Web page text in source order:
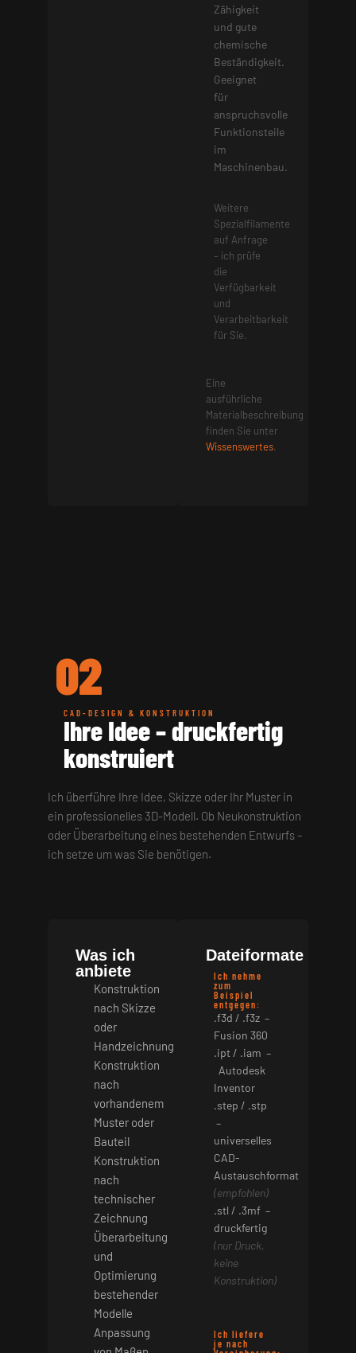
Zähigkeit
und gute
chemische
Beständigkeit.
Geeignet
für
anspruchsvolle
Funktionsteile
im
Maschinenbau.
Weitere
Spezialfilamente
auf Anfrage
– ich prüfe
die
Verfügbarkeit
und
Verarbeitbarkeit
für Sie.
Eine
ausführliche
Materialbeschreibung
finden Sie unter
Wissenswertes.
02
CAD-DESIGN & KONSTRUKTION
Ihre Idee – druckfertig
konstruiert
Ich überführe Ihre Idee, Skizze oder Ihr Muster in
ein professionelles 3D-Modell. Ob Neukonstruktion
oder Überarbeitung eines bestehenden Entwurfs –
ich setze um was Sie benötigen.
Was ich
anbiete
Konstruktion
nach Skizze
oder
Handzeichnung
Konstruktion
nach
vorhandenem
Muster oder
Bauteil
Konstruktion
nach
technischer
Zeichnung
Überarbeitung
und
Optimierung
bestehender
Modelle
Anpassung
Dateiformate
Ich nehme
zum
Beispiel
entgegen:
.f3d / .f3z –
Fusion 360
.ipt / .iam –
Autodesk
Inventor
.step / .stp
–
universelles
CAD-
Austauschformat
(empfohlen)
.stl / .3mf –
druckfertig
(nur Druck,
keine
Konstruktion)
Ich liefere
je nach